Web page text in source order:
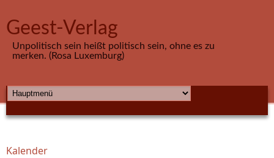
Geest-Verlag
Unpolitisch sein heißt politisch sein, ohne es zu
merken. (Rosa Luxemburg)
HAUPTMENÜ
Sie sind hier
Kalender